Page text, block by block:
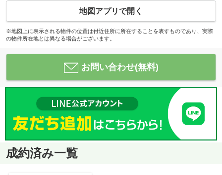
地図アプリで開く
※地図上に表示される物件の位置は付近住所に所在することを表すものであり、実際
の物件所在地とは異なる場合がございます。
お問い合わせ(無料)
成約済み一覧